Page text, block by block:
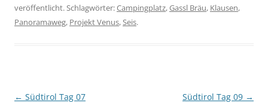
veröffentlicht. Schlagwörter:Campingplatz,Gassl Bräu, Klausen,
Panoramaweg, Projekt Venus,Seis.
Beitragsnavigation
← Südtirol Tag 07 Südtirol Tag 09 →